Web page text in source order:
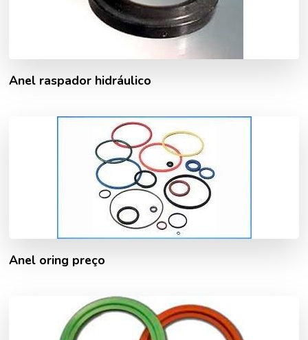
Anel raspador hidráulico
Anel oring preço